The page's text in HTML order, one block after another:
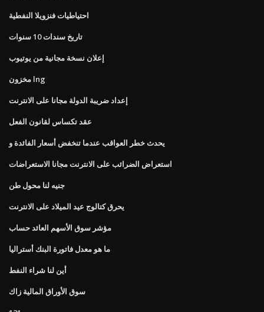
احتياطيات فنزويلا النفطية
تاريخ سندات 10 سنوات
إعلان نسخة مجانية من يوتيوب
مخزون lng
إعداد ضريبة الدولة مجانا على الانترنت
عقد تكساس لقانون الفعل
يحدث خطر العواقب عندما تنخفض أسعار الفائدة و
استعراض الضرائب على الانترنت مجانا الاستعراضات
جنيه لنا محول طن
يحرق كتالوج عيد الميلاد على الانترنت
مؤشر سوق الأسهم العائد حساب
ما هو معدل فاتورة البنك أستراليا
أين لنا شراء النفط
سوق الأوراق المالية زاك